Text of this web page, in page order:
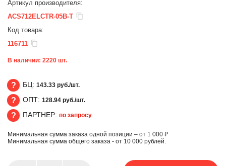
Артикул производителя:
ACS712ELCTR-05B-T
Код товара:
116711
В наличии: 2220 шт.
БЦ
БЦ: 143.33 руб./шт.
ОПТ
ОПТ: 128.94 руб./шт.
ПАРТНЕР
ПАРТНЕР: по запросу
Минимальная сумма заказа одной позиции – от 1 000 ₽
Минимальная сумма общего заказа - от 10 000 рублей.